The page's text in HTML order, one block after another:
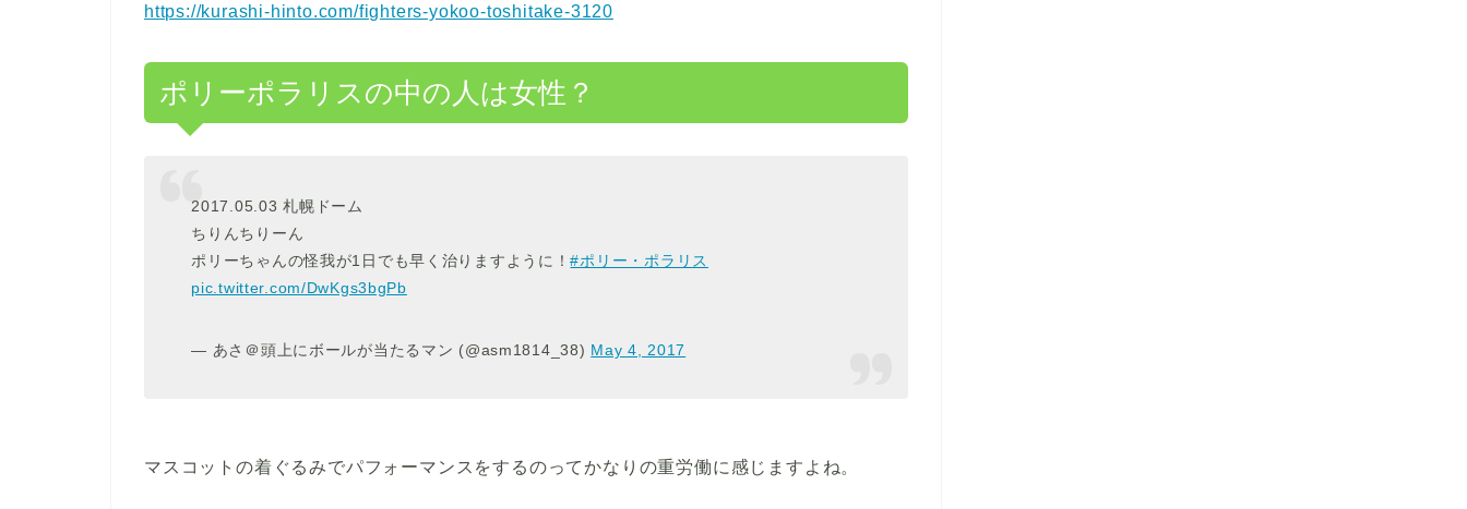
https://kurashi-hinto.com/fighters-yokoo-toshitake-3120
ポリーポラリスの中の人は女性？
2017.05.03 札幌ドーム
ちりんちりーん
ポリーちゃんの怪我が1日でも早く治りますように！#ポリー・ポラリス
pic.twitter.com/DwKgs3bgPb
— あさ＠頭上にボールが当たるマン (@asm1814_38) May 4, 2017
マスコットの着ぐるみでパフォーマンスをするのってかなりの重労働に感じますよね。